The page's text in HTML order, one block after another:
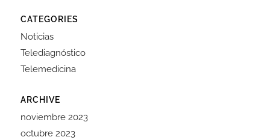
CATEGORIES
Noticias
Telediagnóstico
Telemedicina
ARCHIVE
noviembre 2023
octubre 2023